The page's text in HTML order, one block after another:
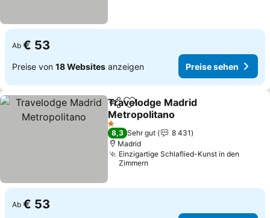
Ab € 53
Preise von 18 Websites anzeigen Preise sehen
TeilenZu Favoriten hinzufügen
Travelodge Madrid
Metropolitano
Preise sehen
1 Sterne
8,3 Sehr gut
8 431
Madrid
Einzigartige Schlaflied-Kunst in den
Zimmern
Ab € 53